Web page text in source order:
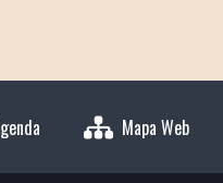
Mapa Web